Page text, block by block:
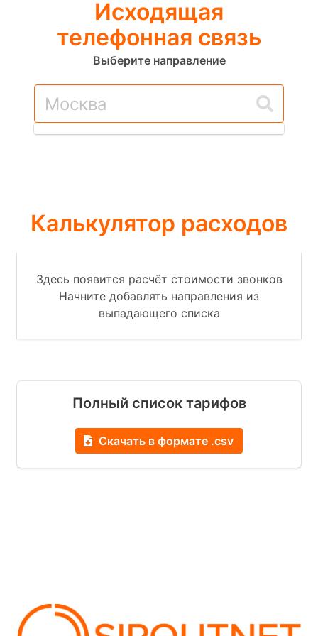
Исходящая
телефонная связь
Выберите направление
Калькулятор расходов
Здесь появится расчёт стоимости звонков
Начните добавлять направления из
выпадающего списка
Полный список тарифов
Скачать в формате .csv